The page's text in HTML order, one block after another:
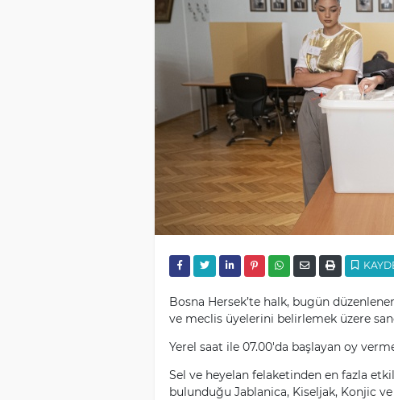
Bosna Hersek’te halk, bugün
ve meclis üyelerini belirlemek üzere
Yerel saat ile 07.00'da başlayan oy
Sel ve heyelan felaketinden en fazla
bulunduğu Jablanica, Kiseljak, Konjic